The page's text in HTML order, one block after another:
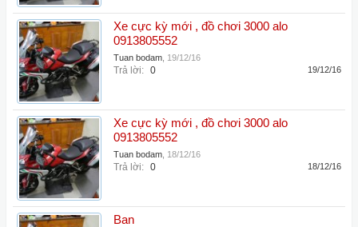
Xe cực kỳ mới , đồ chơi 3000 alo
0913805552
Tuan bodam 19/12/16
Trả lời: 0 19/12/16
Xe cực kỳ mới , đồ chơi 3000 alo
0913805552
Tuan bodam 18/12/16
Trả lời: 0 18/12/16
Ban